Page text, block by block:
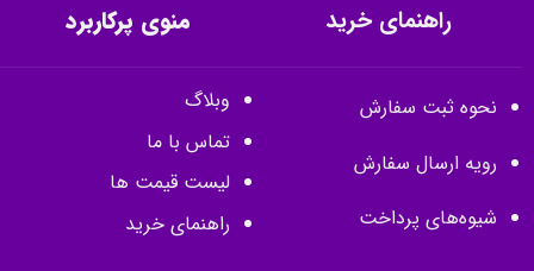
راهنمای خرید
نحوه ثبت سفارش
رویه ارسال سفارش
شیوه‌های پرداخت
منوی پرکاربرد
وبلاگ
تماس با ما
لیست قیمت ها
راهنمای خرید